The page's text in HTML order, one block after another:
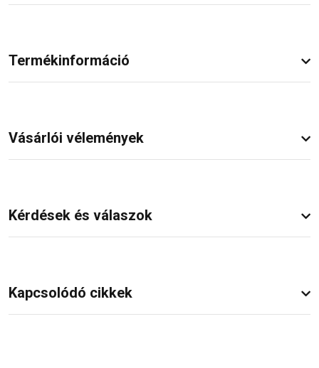
Termékinformáció
Vásárlói vélemények
Kérdések és válaszok
Kapcsolódó cikkek